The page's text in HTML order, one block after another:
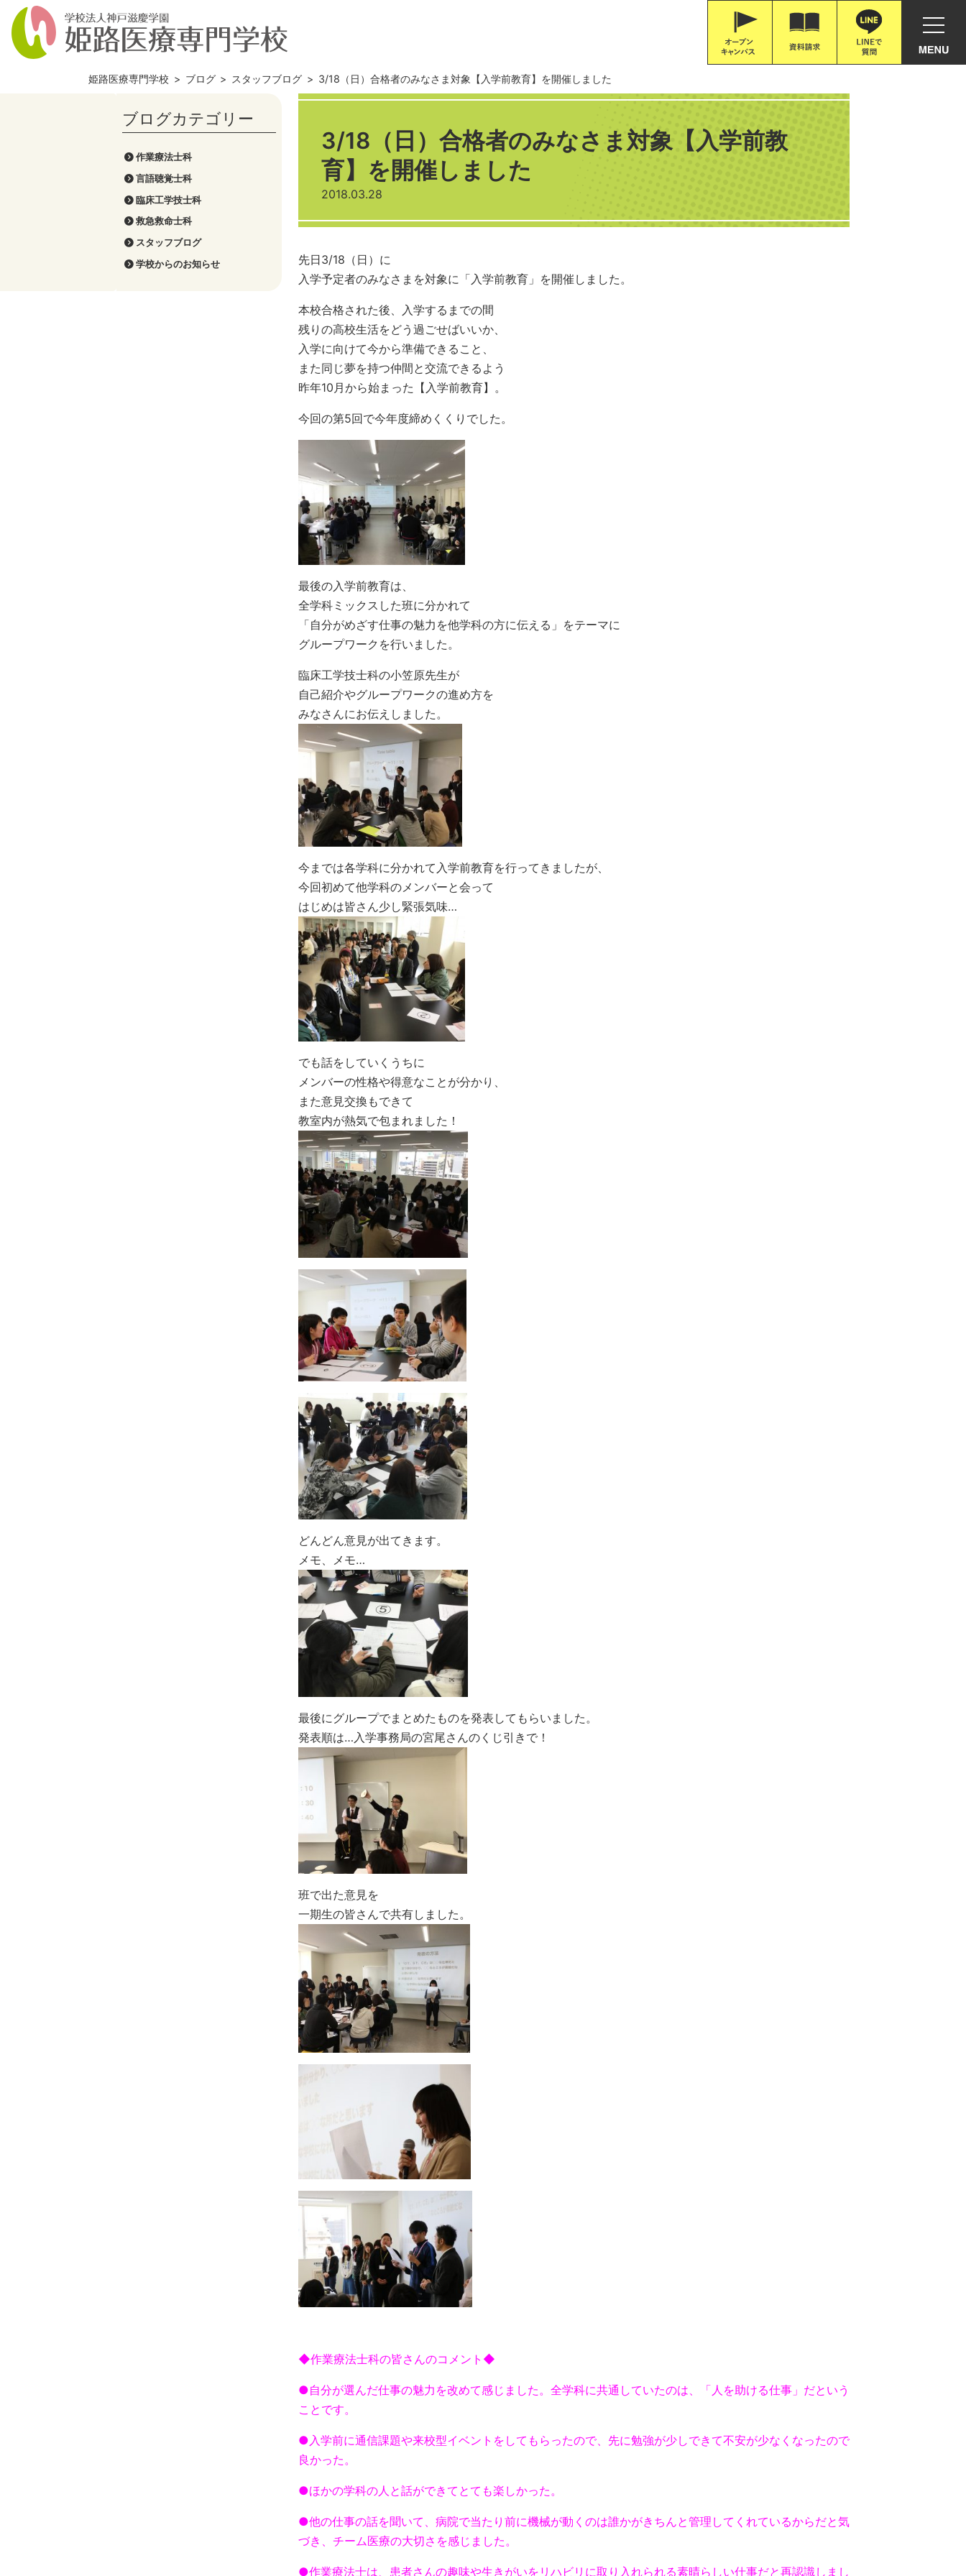
姫路医療専門学校 > ブログ > スタッフブログ > 3/18（日）合格者のみなさま対象【入学前教育】を開催しました
作業療法士科
言語聴覚士科
臨床工学技士科
救急救命士科
スタッフブログ
学校からのお知らせ
3/18（日）合格者のみなさま対象【入学前教
育】を開催しました
2018.03.28
先日3/18（日）に
入学予定者のみなさまを対象に「入学前教育」を開催しました。
本校合格された後、入学するまでの間
残りの高校生活をどう過ごせばいいか、
入学に向けて今から準備できること、
また同じ夢を持つ仲間と交流できるよう
昨年10月から始まった【入学前教育】。
今回の第5回で今年度締めくくりでした。
最後の入学前教育は、
全学科ミックスした班に分かれて
「自分がめざす仕事の魅力を他学科の方に伝える」をテーマに
グループワークを行いました。
臨床工学技士科の小笠原先生が
自己紹介やグループワークの進め方を
みなさんにお伝えしました。
今までは各学科に分かれて入学前教育を行ってきましたが、
今回初めて他学科のメンバーと会って
はじめは皆さん少し緊張気味…
でも話をしていくうちに
メンバーの性格や得意なことが分かり、
また意見交換もできて
教室内が熱気で包まれました！
どんどん意見が出てきます。
メモ、メモ…
最後にグループでまとめたものを発表してもらいました。
発表順は…入学事務局の宮尾さんのくじ引きで！
班で出た意見を
一期生の皆さんで共有しました。
◆作業療法士科の皆さんのコメント◆
●自分が選んだ仕事の魅力を改めて感じました。 全学科に共通していたのは、「人を助ける仕事」だという
ことです。
●入学前に通信課題や来校型イベントをしてもらったので、先に勉強が少しできて不安が少なくなったので
良かった。
●ほかの学科の人と話ができてとても楽しかった。
●他の仕事の話を聞いて、病院で当たり前に機械が動くのは誰かがきちんと管理してくれているからだと気
づき、チーム医療の大切さを感じました。
●作業療法士は、患者さんの趣味や生きがいをリハビリに取り入れられる素晴らしい仕事だと再認識しまし